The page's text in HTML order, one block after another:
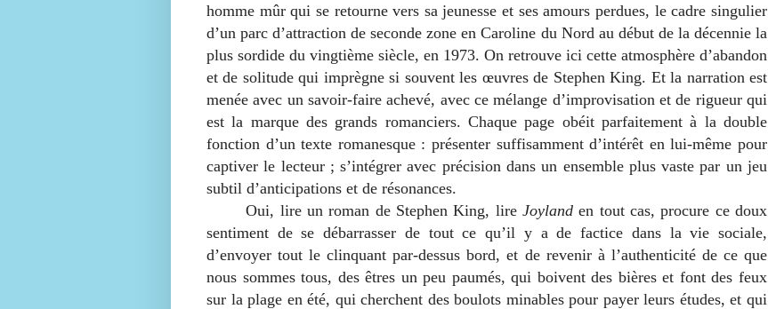
homme mûr qui se retourne vers sa jeunesse et ses amours perdues, le cadre singulier
d’un parc d’attraction de seconde zone en Caroline du Nord au début de la décennie la
plus sordide du vingtième siècle, en 1973. On retrouve ici cette atmosphère d’abandon
et de solitude qui imprègne si souvent les œuvres de Stephen King. Et la narration est
menée avec un savoir-faire achevé, avec ce mélange d’improvisation et de rigueur qui
est la marque des grands romanciers. Chaque page obéit parfaitement à la double
fonction d’un texte romanesque : présenter suffisamment d’intérêt en lui-même pour
captiver le lecteur ; s’intégrer avec précision dans un ensemble plus vaste par un jeu
subtil d’anticipations et de résonances.
Oui, lire un roman de Stephen King, lire Joyland en tout cas, procure ce doux
sentiment de se débarrasser de tout ce qu’il y a de factice dans la vie sociale,
d’envoyer tout le clinquant par-dessus bord, et de revenir à l’authenticité de ce que
nous sommes tous, des êtres un peu paumés, qui boivent des bières et font des feux
sur la plage en été, qui cherchent des boulots minables pour payer leurs études, et qui